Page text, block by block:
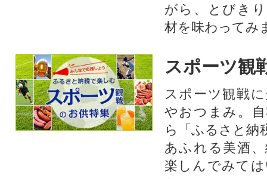
がら、とびき
材を味わってみ
スポーツ観
スポーツ観戦
やおつまみ。
ら「ふるさと納
あふれる美酒
楽しんでみて